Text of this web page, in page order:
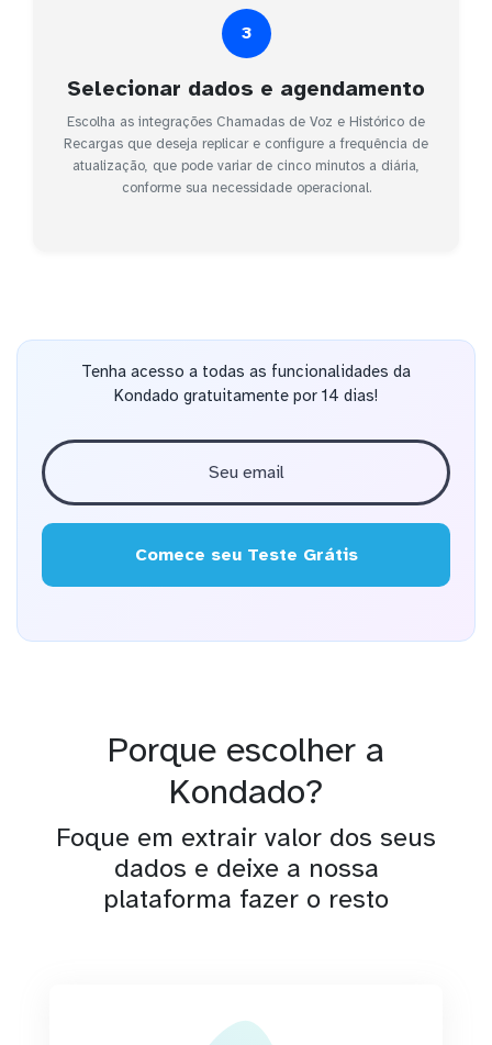
3
Selecionar dados e agendamento
Escolha as integrações Chamadas de Voz e Histórico de
Recargas que deseja replicar e configure a frequência de
atualização, que pode variar de cinco minutos a diária,
conforme sua necessidade operacional.
Tenha acesso a todas as funcionalidades da
Kondado gratuitamente por 14 dias!
Comece seu Teste Grátis
Porque escolher a
Kondado?
Foque em extrair valor dos seus
dados e deixe a nossa
plataforma fazer o resto